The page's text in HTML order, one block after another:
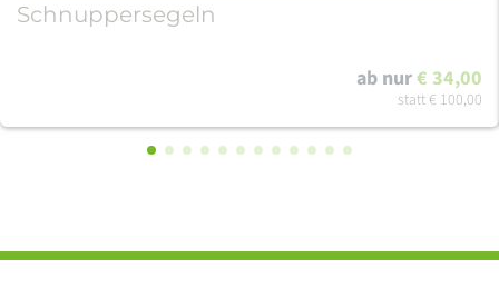
Schnuppersegeln
ab nur€ 34,00
statt€ 100,00